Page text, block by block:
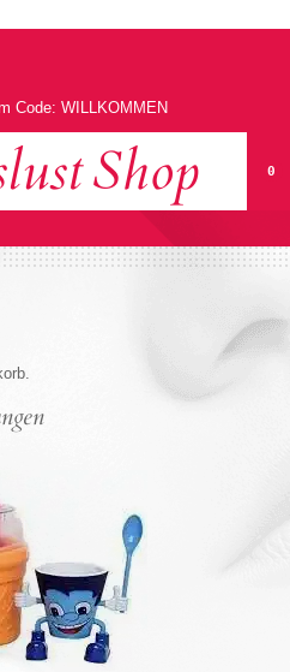
Shop 0
Code: WILLKOMMEN